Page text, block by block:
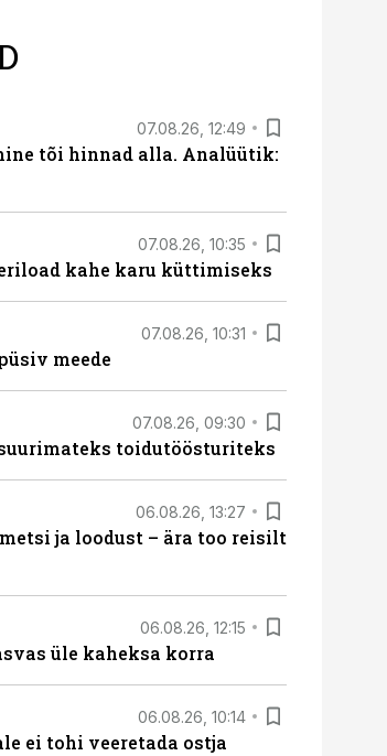
07.08.26, 12:49
tõi hinnad alla. Analüütik:
07.08.26, 10:35
kahe karu küttimiseks
07.08.26, 10:31
meede
07.08.26, 09:30
toidutöösturiteks
06.08.26, 13:27
ja loodust – ära too reisilt
06.08.26, 12:15
üle kaheksa korra
06.08.26, 10:14
ei tohi veeretada ostja